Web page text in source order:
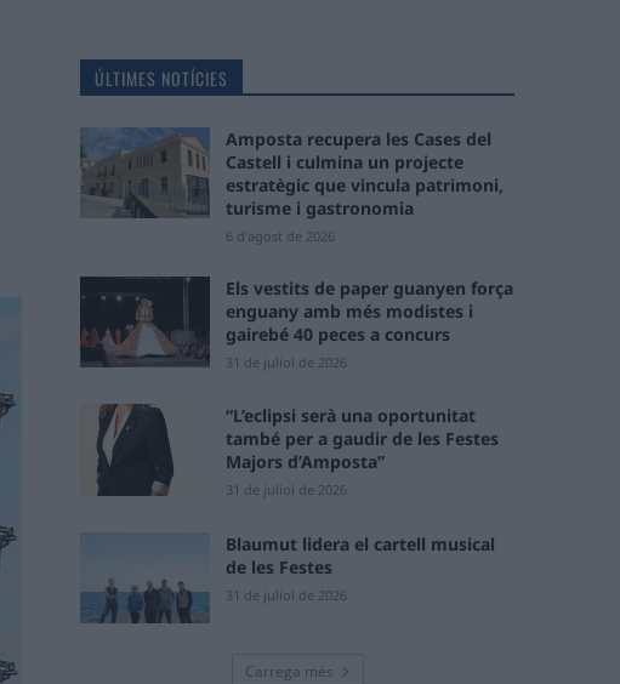
ÚLTIMES NOTÍCIES
Amposta recupera les Cases del
Castell i culmina un projecte
estratègic que vincula patrimoni,
turisme i gastronomia
6 d'agost de 2026
Els vestits de paper guanyen força
enguany amb més modistes i
gairebé 40 peces a concurs
31 de juliol de 2026
“L’eclipsi serà una oportunitat
també per a gaudir de les Festes
Majors d’Amposta”
31 de juliol de 2026
Blaumut lidera el cartell musical
de les Festes
31 de juliol de 2026
Carrega més